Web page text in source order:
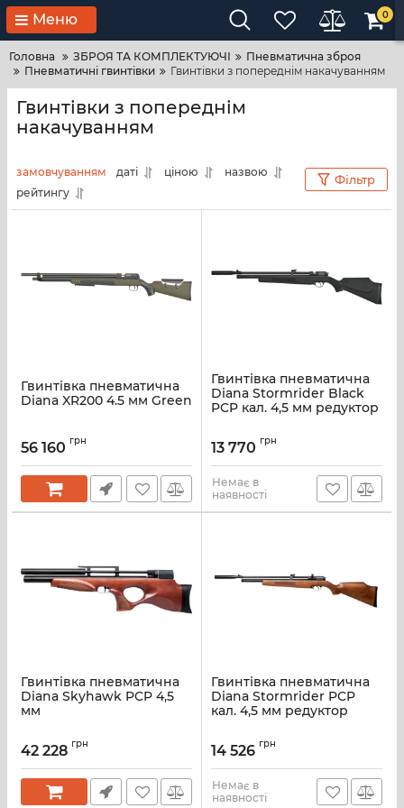
Меню 0
Головна ЗБРОЯ ТА КОМПЛЕКТУЮЧІ
Пневматична зброя
Пневматичні гвинтівки
Гвинтівки з попереднім накачуванням
Гвинтівки з попереднім
накачуванням
замовчуванням даті ціною
назвою
рейтингу
Фільтр
Гвинтівка пневматична
Diana XR200 4.5 мм Green
56 160 грн
Гвинтівка пневматична
Diana Stormrider Black
PCP кал. 4,5 мм редуктор
13 770 грн
Немає в
наявності
Гвинтівка пневматична
Diana Skyhawk PCP 4,5
мм
42 228 грн
Гвинтівка пневматична
Diana Stormrider PCP
кал. 4,5 мм редуктор
14 526 грн
Немає в
наявності